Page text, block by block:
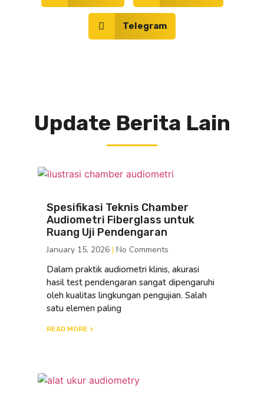
Telegram
Update Berita Lain
Spesifikasi Teknis Chamber
Audiometri Fiberglass untuk
Ruang Uji Pendengaran
January 15, 2026 No Comments
Dalam praktik audiometri klinis, akurasi
hasil test pendengaran sangat dipengaruhi
oleh kualitas lingkungan pengujian. Salah
satu elemen paling
READ MORE >